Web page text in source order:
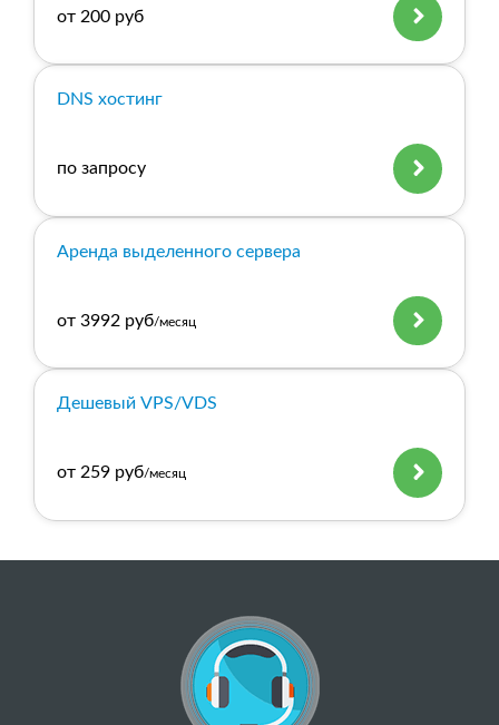
от 200 руб
DNS хостинг
по запросу
Аренда выделенного сервера
от 3992 руб/месяц
Дешевый VPS/VDS
от 259 руб/месяц